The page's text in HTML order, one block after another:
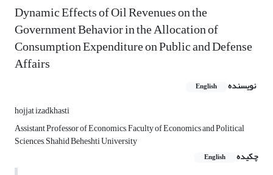
Dynamic Effects of Oil Revenues on the
Government Behavior in the Allocation of
Consumption Expenditure on Public and Defense
Affairs
نویسنده English
hojjat izadkhasti
Assistant Professor of Economics, Faculty of Economics and Political
Sciences, Shahid Beheshti University
چکیده
English